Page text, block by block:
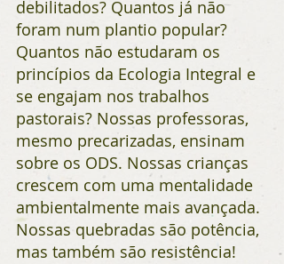
debilitados? Quantos já não
foram num plantio popular?
Quantos não estudaram os
princípios da Ecologia Integral e
se engajam nos trabalhos
pastorais? Nossas professoras,
mesmo precarizadas, ensinam
sobre os ODS. Nossas crianças
crescem com uma mentalidade
ambientalmente mais avançada.
Nossas quebradas são potência,
mas também são resistência!